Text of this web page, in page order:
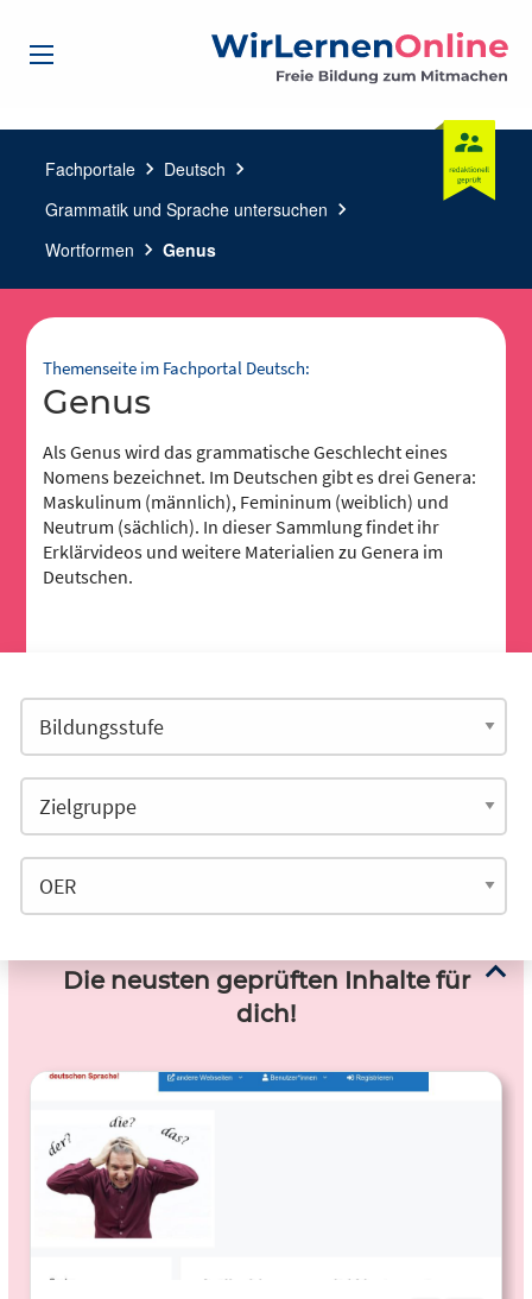
Fachportale chevron_right Deutsch chevron_right
Grammatik und Sprache untersuchen chevron_right
Wortformen chevron_right Genus
Themenseite im Fachportal Deutsch:
Genus
Als Genus wird das grammatische Geschlecht eines
Nomens bezeichnet. Im Deutschen gibt es drei Genera:
Maskulinum (männlich), Femininum (weiblich) und
Neutrum (sächlich). In dieser Sammlung findet ihr
Erklärvideos und weitere Materialien zu Genera im
Deutschen.
Die neusten geprüften Inhalte für
dich!